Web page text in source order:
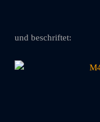
und beschriftet: